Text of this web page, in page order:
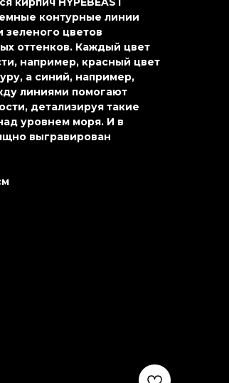
контурные линии
зеленого цветов
оттенков. Каждый цвет
например, красный цвет
а синий, например,
линиями помогают
детализируя такие
уровнем моря. И в
выгравирован